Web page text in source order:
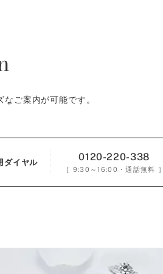
ご案内が可能です。
ダイヤル 0120-220-338
［ 9:30～16:00 ・通話無料 ］